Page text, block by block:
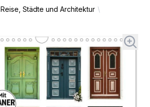
Reise, Städte und Architektur